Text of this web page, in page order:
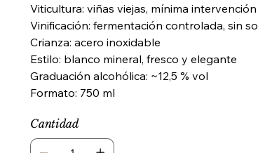
Viticultura: viñas viejas, mínima intervención
Vinificación: fermentación controlada, sin
Crianza: acero inoxidable
Estilo: blanco mineral, fresco y elegante
Graduación alcohólica: ~12,5 % vol
Formato: 750 ml
Cantidad